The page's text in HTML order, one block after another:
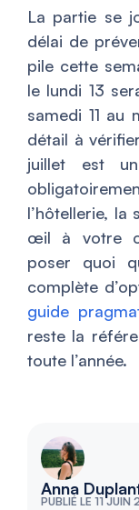
La partie se
délai de
pile cette
le lundi 13
samedi 11 au
détail à
juillet est
l’hôtellerie, la
œil à votre
poser quoi
complète
guide
reste la
toute l’année.
Anna
PUBLIÉ LE 11 JUIN